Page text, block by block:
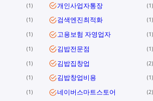
1 개인사업자통장 1
1 검색엔진최적화 1
1 고용보험 자영업자 1
1 김밥전문점 1
1 김밥집창업 2
1 김밥창업비용 1
1 네이버스마트스토어 2